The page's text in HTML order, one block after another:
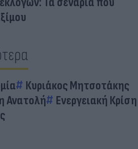
Κυριάκος Μητσοτάκης
Ανατολή
Ενεργειακή Κρίση